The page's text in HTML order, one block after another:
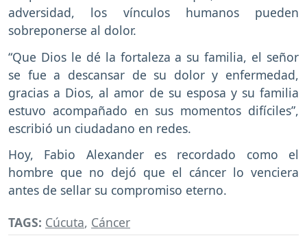
adversidad, los vínculos humanos pueden
sobreponerse al dolor.
“Que Dios le dé la fortaleza a su familia, el señor
se fue a descansar de su dolor y enfermedad,
gracias a Dios, al amor de su esposa y su familia
estuvo acompañado en sus momentos difíciles”,
escribió un ciudadano en redes.
Hoy, Fabio Alexander es recordado como el
hombre que no dejó que el cáncer lo venciera
antes de sellar su compromiso eterno.
TAGS: Cúcuta, Cáncer